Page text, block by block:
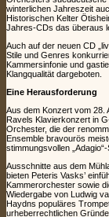
winterlichen Jahreszeit
Historischen Kelter
Jahres-CDs das überaus
Auch auf der neuen CD
Stile und Genres
Kammersinfonie und
Klangqualität dargeboten.
Eine Herausforderung
Aus dem Konzert vom 28.
Ravels Klavierkonzert in
Orchester, die der
Ensemble bravourös
stimmungsvollen
Ausschnitte aus dem
bieten Peteris Vasks’
Kammerorchester sowie
Wiedergabe von Ludwig
Haydns populäres
urheberrechtlichen